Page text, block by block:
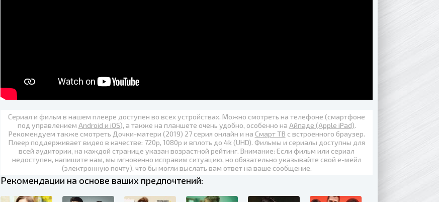
Сериал и фильм в нашем плеере доступен во всех устройствах. Можно смотреть на телефоне (смартфоне
под управлением Android и iOS), а также на планшете очень удобно, особенно на Айпаде (Apple iPad).
Рекомендуем также смотреть Дочки-матери (2019) 27 серия онлайн и на Смарт ТВ с встроенного браузер.
Плеер поддерживает видео в качестве: 720p, 1080p и вплоть до 4k (UHD). Фильмы и сериалы доступны для
всей аудитории, на каждой странице указан возрастной рейтинг. Внимание: Если фильм или сериал
недоступен, напишите нам, мы мгновенно исправим ситуацию, но обязательно указывайте свой е-мейл
(электронную почту), что бы могли выслать вам ответ на ваше сообщение.
Рекомендации на основе ваших предпочтений: